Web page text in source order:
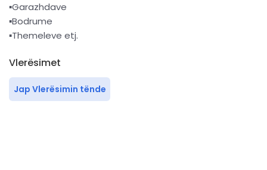
▪Garazhdave
▪Bodrume
▪Themeleve etj.
Vlerësimet
Jap Vlerësimin tënde